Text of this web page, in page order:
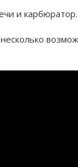
и карбюратор.